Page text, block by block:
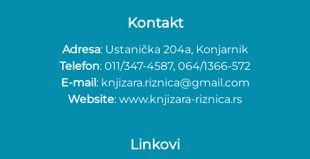
Kontakt
Adresa: Ustanička 204a, Konjarnik
Telefon: 011/347-4587, 064/1366-572
E-mail : knjizara.riznica@gmail.com
Website: www.knjizara-riznica.rs
Linkovi